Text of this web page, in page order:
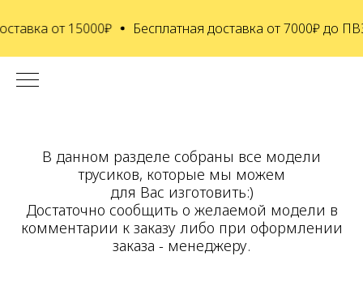
15000₽ Бесплатная доставка от 7000₽ до ПВЗ СДЭК
В данном разделе собраны все модели
трусиков, которые мы можем
для Вас изготовить:)
Достаточно сообщить о желаемой модели в
комментарии к заказу либо при оформлении
заказа - менеджеру.